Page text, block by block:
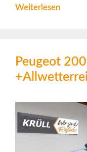
Weiterlesen
Peugeot